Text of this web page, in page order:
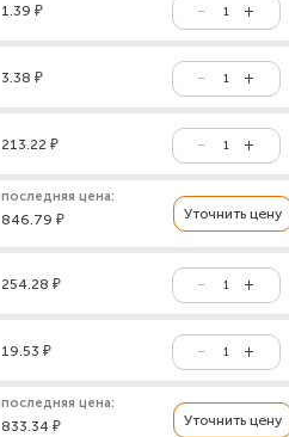
1.39 ₽
3.38 ₽
213.22 ₽
последняя цена:
846.79 ₽ Уточнить цену
254.28 ₽
19.53 ₽
последняя цена:
833.34 ₽ Уточнить цену